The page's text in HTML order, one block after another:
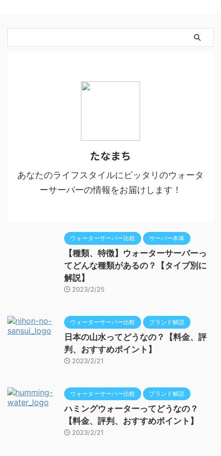
たなまち
あなたのライフスタイルにピッタリのウォータ
ーサーバーの情報をお届けします！
ウォーターサーバー比較 サーバー本体
【種類、特徴】ウォーターサーバーっ
てどんな種類があるの？【タイプ別に
解説】
2023/2/25
ウォーターサーバー比較 ブランド解説
日本の山水ってどうなの？【料金、評
判、おすすめポイント】
2023/2/21
ウォーターサーバー比較 ブランド解説
ハミングウォーターってどうなの？
【料金、評判、おすすめポイント】
2023/2/21